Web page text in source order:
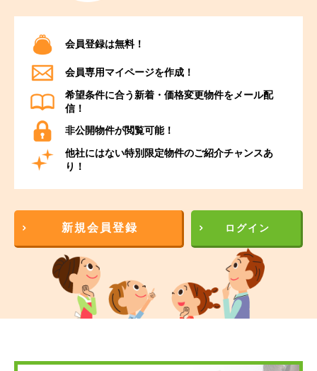
会員登録は無料！
会員専用マイページを作成！
希望条件に合う新着・価格変更物件をメール配
信！
非公開物件が閲覧可能！
他社にはない特別限定物件のご紹介チャンスあ
り！
新規会員登録 ログイン